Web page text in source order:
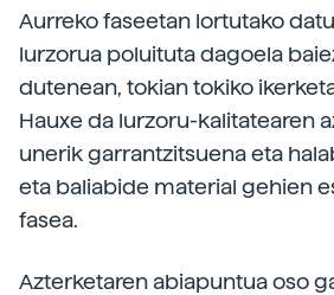
Aurreko faseetan lortutako
lurzorua poluituta dagoela
dutenean, tokian tokiko
Hauxe da lurzoru-kalitatearen
unerik garrantzitsuena eta
eta baliabide material gehien
fasea.
Azterketaren abiapuntua oso